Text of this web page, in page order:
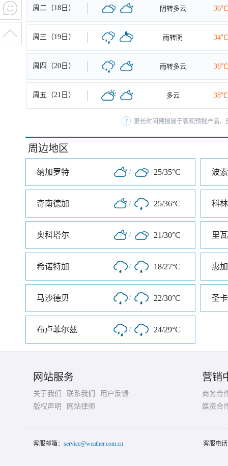
周二（18日） 阴转多云 36℃
周三（19日） 雨转阴 34℃
周四（20日） 雨转多云 36℃
周五（21日） 多云 38℃
更长时间预报属于客观预报产品
周边地区
纳加罗特 / 25/35°C 波
奇南德加 / 25/36°C 科
奥科塔尔 / 21/30°C 里
希诺特加 / 18/27°C 惠
马沙德贝 / 22/30°C 圣
布卢菲尔兹 / 24/29°C
网站服务
关于我们 联系我们
用户反馈
版权声明
网站律师
营销
商务合
媒资合
客服邮箱： service@weather.com.cn 客服电